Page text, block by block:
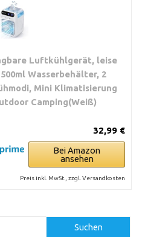
Luftkühlgerät, leise
Wasserbehälter, 2
Mini Klimatisierung
Camping(Weiß)
32,99 €
Bei Amazon
ansehen
Preis inkl. MwSt., zzgl. Versandkosten
Suchen